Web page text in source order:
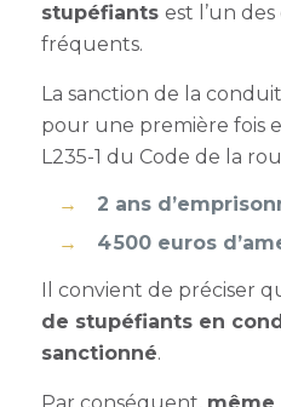
stupéfiants est l’un
fréquents.
La sanction de la
pour une première fois
L235-1 du Code de la
2 ans
4 500 euros
Il convient de préciser
de stupéfiants en
sanctionné.